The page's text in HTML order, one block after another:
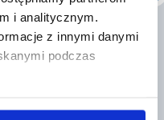
i analitycznym.
z innymi danymi
podczas
⭐⭐⭐⭐⭐
profesjonalnie,